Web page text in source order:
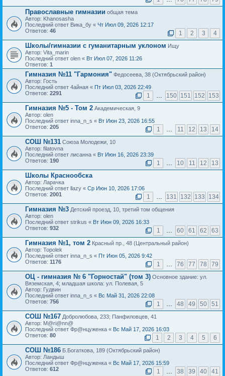
Православные гимназии общая тема
Автор: Khanosasha
Последний ответ Вика_бу « Чт Июл 09, 2026 12:17
Ответов: 46 1 2 3 4
Школы/гимназии с гуманитарным уклоном Ищу
Автор: Vita_marin
Последний ответ olen « Вт Июл 07, 2026 11:26
Ответов: 1
Гимназия №11 "Гармония" Федосеева, 38 (Октябрьский район)
Автор: Гость
Последний ответ 4айная « Пт Июл 03, 2026 22:49
Ответов: 2291 1 … 150 151 152 153
Гимназия №5 - Том 2 Академическая, 9
Автор: olen
Последний ответ inna_n_s « Вт Июн 23, 2026 16:55
Ответов: 205 1 … 11 12 13 14
СОШ №131 Союза Молодежи, 10
Автор: filatovna
Последний ответ лисанна « Вт Июн 16, 2026 23:39
Ответов: 190 1 … 10 11 12 13
Школы Краснообска
Автор: Ларачка
Последний ответ llazy « Ср Июн 10, 2026 17:06
Ответов: 2001 1 … 131 132 133 134
Гимназия №3 Детский проезд, 10, третий том общения
Автор: olen
Последний ответ strikus « Вт Июн 09, 2026 16:33
Ответов: 932 1 … 60 61 62 63
Гимназия №1, том 2 Красный пр., 48 (Центральный район)
Автор: Topolek
Последний ответ inna_n_s « Пт Июн 05, 2026 9:42
Ответов: 1176 1 … 76 77 78 79
ОЦ - гимназия № 6 "Горностай" (том 3) Основное здание: ул.
Вяземская, 4; младшая школа: ул. Полевая, 5
Автор: Гудвин
Последний ответ inna_n_s « Вс Май 31, 2026 22:08
Ответов: 756 1 … 48 49 50 51
СОШ №167 Добролюбова, 233; Панфиловцев, 41
Автор: M@ri@nn@
Последний ответ Фр@нцуженка « Вс Май 17, 2026 16:03
Ответов: 80 1 2 3 4 5 6
СОШ №186 Б.Богаткова, 189 (Октябрьский район)
Автор: Ландыш
Последний ответ Фр@нцуженка « Вс Май 17, 2026 15:59
Ответов: 612 1 … 38 39 40 41